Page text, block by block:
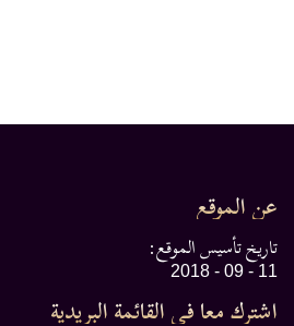
عن الموقع
تاريخ تأسيس الموقع:
11 - 09 - 2018
اشترك معا في القائمة البريدية